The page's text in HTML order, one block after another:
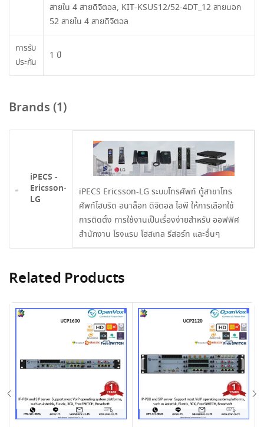
สายใน 4 สายดิจิตอล, KIT-KSUS12/52-4DT_12 สายนอก
52 สายใน 4 สายดิจิตอล
การรับ
ประกัน
1 ปี
Brands (1)
iPECS -
Ericsson-
LG
iPECS Ericsson-LG ระบบโทรศัพท์ ตู้สาขาโทร
ศัพท์ไฮบริด อนาล็อก ดิจิตอล ไอพี ให้การเลือกใช้
การติดตั้ง การใช้งานเป็นเรื่องง่ายสำหรับ ออฟฟิศ
สำนักงาน โรงแรม โฮสเทล รีสอร์ท และอื่นๆ
Related Products